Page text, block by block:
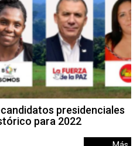
presidenciales
para 2022